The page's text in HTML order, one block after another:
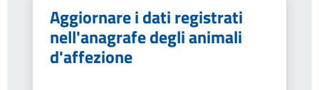
Aggiornare i dati registrati
nell'anagrafe degli animali
d'affezione